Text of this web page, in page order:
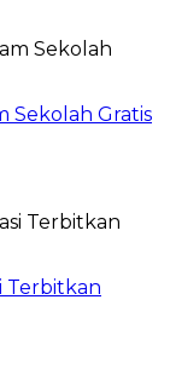
Sekolah Gratis
Terbitkan